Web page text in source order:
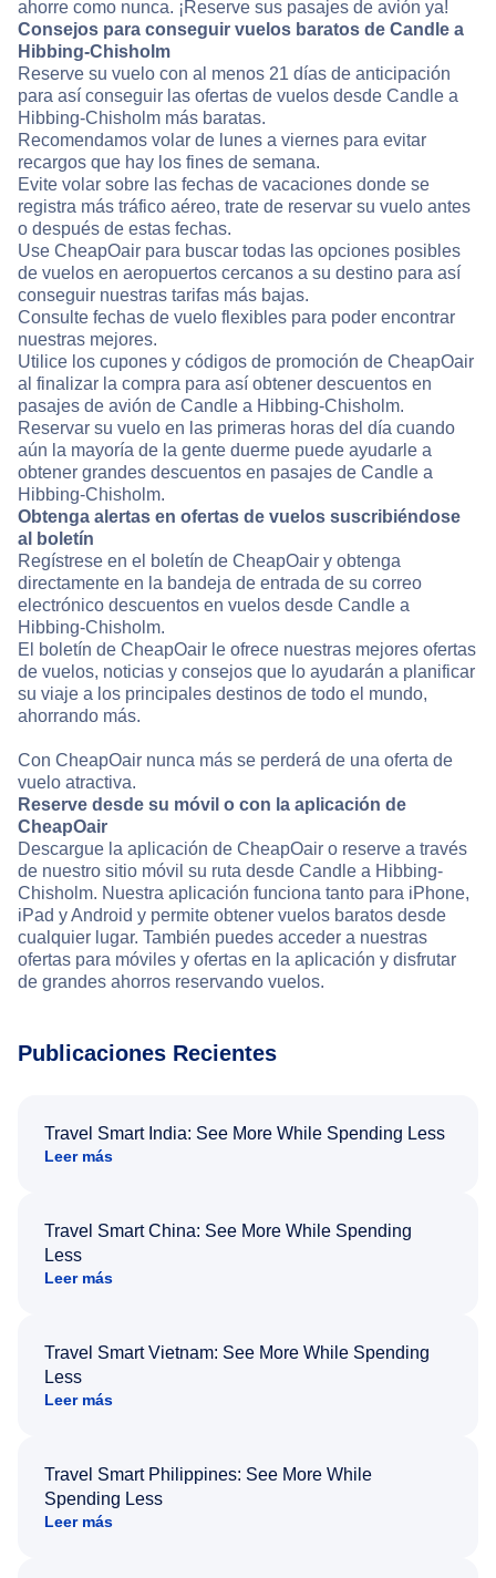
ahorre como nunca. ¡Reserve sus pasajes de avión ya!
Consejos para conseguir vuelos baratos de Candle a
Hibbing-Chisholm
Reserve su vuelo con al menos 21 días de anticipación
para así conseguir las ofertas de vuelos desde Candle a
Hibbing-Chisholm más baratas.
Recomendamos volar de lunes a viernes para evitar
recargos que hay los fines de semana.
Evite volar sobre las fechas de vacaciones donde se
registra más tráfico aéreo, trate de reservar su vuelo antes
o después de estas fechas.
Use CheapOair para buscar todas las opciones posibles
de vuelos en aeropuertos cercanos a su destino para así
conseguir nuestras tarifas más bajas.
Consulte fechas de vuelo flexibles para poder encontrar
nuestras mejores.
Utilice los cupones y códigos de promoción de CheapOair
al finalizar la compra para así obtener descuentos en
pasajes de avión de Candle a Hibbing-Chisholm.
Reservar su vuelo en las primeras horas del día cuando
aún la mayoría de la gente duerme puede ayudarle a
obtener grandes descuentos en pasajes de Candle a
Hibbing-Chisholm.
Obtenga alertas en ofertas de vuelos suscribiéndose
al boletín
Regístrese en el boletín de CheapOair y obtenga
directamente en la bandeja de entrada de su correo
electrónico descuentos en vuelos desde Candle a
Hibbing-Chisholm.
El boletín de CheapOair le ofrece nuestras mejores ofertas
de vuelos, noticias y consejos que lo ayudarán a planificar
su viaje a los principales destinos de todo el mundo,
ahorrando más.
Con CheapOair nunca más se perderá de una oferta de
vuelo atractiva.
Reserve desde su móvil o con la aplicación de
CheapOair
Descargue la aplicación de CheapOair o reserve a través
de nuestro sitio móvil su ruta desde Candle a Hibbing-
Chisholm. Nuestra aplicación funciona tanto para iPhone,
iPad y Android y permite obtener vuelos baratos desde
cualquier lugar. También puedes acceder a nuestras
ofertas para móviles y ofertas en la aplicación y disfrutar
de grandes ahorros reservando vuelos.
Publicaciones Recientes
Travel Smart India: See More While Spending Less
Leer más
Travel Smart China: See More While Spending
Less
Leer más
Travel Smart Vietnam: See More While Spending
Less
Leer más
Travel Smart Philippines: See More While
Spending Less
Leer más